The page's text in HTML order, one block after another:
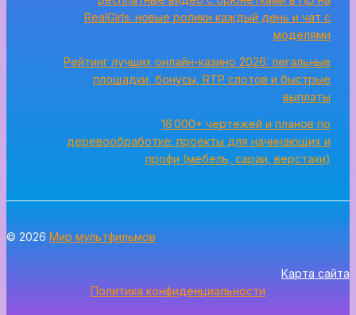
RealGirls: новые ролики каждый день и чат с
моделями
Рейтинг лучших онлайн-казино 2026: легальные
площадки, бонусы, RTP слотов и быстрые
выплаты
16 000+ чертежей и планов по
деревообработке: проекты для начинающих и
профи (мебель, сараи, верстаки)
© 2026 Мир мультфильмов
Карта сайта
Политика конфиденциальности